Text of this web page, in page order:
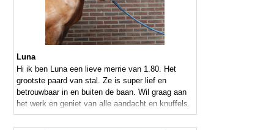
Luna
Hi ik ben Luna een lieve merrie van 1.80. Het
grootste paard van stal. Ze is super lief en
betrouwbaar in en buiten de baan. Wil graag aan
het werk en geniet van alle aandacht en knuffels.